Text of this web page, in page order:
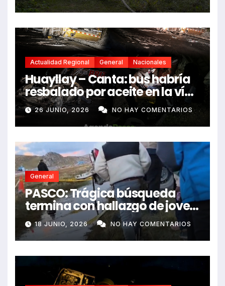
Actualidad Regional General Nacionales
Huayllay – Canta: bus habría
resbalado por aceite en la vía
e impactó auto siniestrado
dejando dos fallecidos
26 JUNIO, 2026 NO HAY COMENTARIOS
General
PASCO: Trágica búsqueda
termina con hallazgo de joven
sin vida en Rancas
18 JUNIO, 2026 NO HAY COMENTARIOS